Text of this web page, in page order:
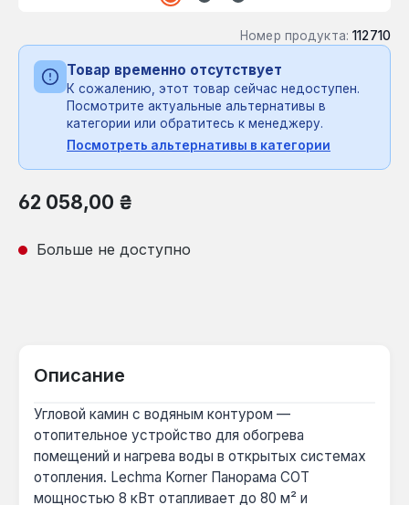
Номер продукта: 112710
Товар временно отсутствует
К сожалению, этот товар сейчас недоступен.
Посмотрите актуальные альтернативы в
категории или обратитесь к менеджеру.
Посмотреть альтернативы в категории
Обычная цена:
62 058,00 ₴
Больше не доступно
Описание
Угловой камин с водяным контуром —
отопительное устройство для обогрева
помещений и нагрева воды в открытых системах
отопления. Lechma Korner Панорама СОТ
мощностью 8 кВт отапливает до 80 м² и